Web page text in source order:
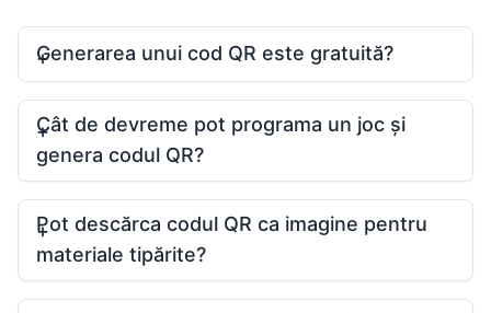
Generarea unui cod QR este gratuită?
Cât de devreme pot programa un joc și
genera codul QR?
Pot descărca codul QR ca imagine pentru
materiale tipărite?